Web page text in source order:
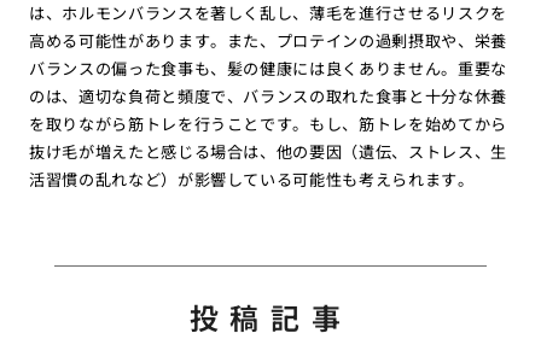
は、ホルモンバランスを著しく乱し、薄毛を進行させるリスクを
高める可能性があります。また、プロテインの過剰摂取や、栄養
バランスの偏った食事も、髪の健康には良くありません。重要な
のは、適切な負荷と頻度で、バランスの取れた食事と十分な休養
を取りながら筋トレを行うことです。もし、筋トレを始めてから
抜け毛が増えたと感じる場合は、他の要因（遺伝、ストレス、生
活習慣の乱れなど）が影響している可能性も考えられます。
投稿記事